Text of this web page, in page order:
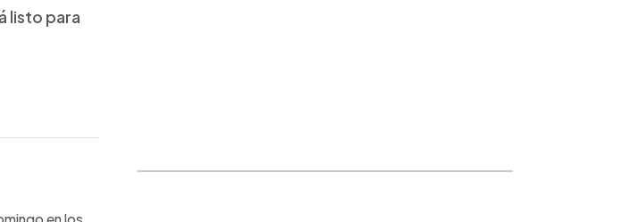
listo para